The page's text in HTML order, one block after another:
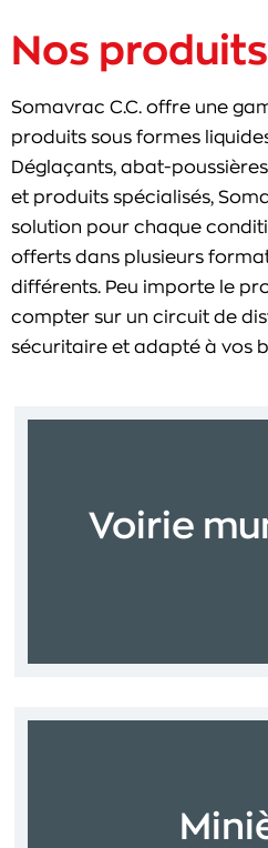
Nos produits
Somavrac C.C. offre une
produits sous formes
Déglaçants, abat-
et produits spécialisés,
solution pour chaque
offerts dans plusieurs
différents. Peu importe le
compter sur un circuit de
sécuritaire et adapté à vos
Voirie